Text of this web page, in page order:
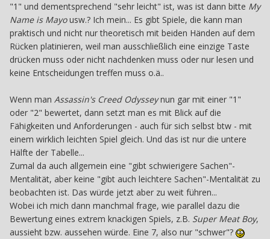
"1" und dementsprechend "sehr leicht" ist, was ist dann bitte My
Name is Mayousw.? Ich mein... Es gibt Spiele, die kann man
praktisch und nicht nur theoretisch mit beiden Händen auf dem
Rücken platinieren, weil man ausschließlich eine einzige Taste
drücken muss oder nicht nachdenken muss oder nur lesen und
keine Entscheidungen treffen muss o.ä..
Wenn man Assassin's Creed Odysseynun gar mit einer "1"
oder "2" bewertet, dann setzt man es mit Blick auf die
Fähigkeiten und Anforderungen - auch für sich selbst btw - mit
einem wirklich leichten Spiel gleich. Und das ist nur die untere
Hälfte der Tabelle...
Zumal da auch allgemein eine "gibt schwierigere Sachen"-
Mentalität, aber keine "gibt auch leichtere Sachen"-Mentalität zu
beobachten ist. Das würde jetzt aber zu weit führen...
Wobei ich mich dann manchmal frage, wie parallel dazu die
Bewertung eines extrem knackigen Spiels, z.B. Super Meat Boy,
aussieht bzw. aussehen würde. Eine 7, also nur "schwer"?